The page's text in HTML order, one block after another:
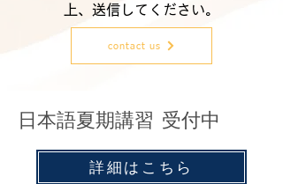
上、送信してください。
contact us
日本語夏期講習 受付中
詳細はこちら